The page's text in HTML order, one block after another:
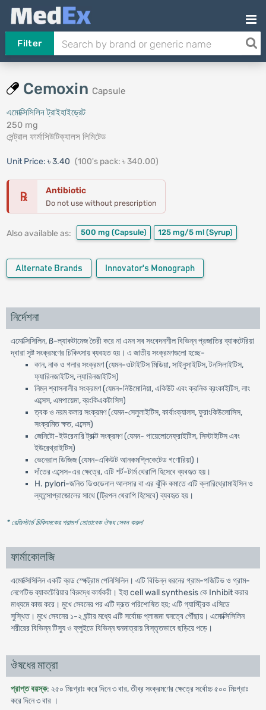
Filter
Cemoxin Capsule
এমোক্সিসিলিন ট্রাইহাইড্রেট
250 mg
সেন্ট্রাল ফার্মাসিউটিক্যালস লিমিটেড
Unit Price: ৳ 3.40 (100's pack: ৳ 340.00)
℞ Antibiotic
Do not use without prescription
Also available as: 500 mg (Capsule) 125 mg/5 ml (Syrup)
Alternate Brands Innovator's Monograph
নির্দেশনা
এমোক্সিসিলিন, ß-ল্যাকটামেজ তৈরী করে না এমন সব সংবেদনশীল বিভিন্ন প্রজাতির ব্যাকটেরিয়া
দ্বারা সৃষ্ট সংক্রমণের চিকিৎসায় ব্যবহৃত হয়। এ জাতীয় সংক্রমণগুলো হচ্ছে-
কান, নাক ও গলার সংক্রমণ (যেমন-ওটাইটিস মিডিয়া, সাইনুসাইটিস, টনসিলাইটিস,
ফ্যারিনজাইটিস, ল্যারিনজাইটিস)
নিম্ন শ্বাসনালীর সংক্রমণ (যেমন-নিউমোনিয়া, একিউট এবং ক্রনিক ব্রংকাইটিস, লাং
এব্সেস, এমপায়েমা, ব্রংকিএকটাসিস)
ত্বক ও নরম কলার সংক্রমণ (যেমন-সেলুলাইটিস, কার্বাংক্যালস, ফুরাংকিউলোসিস,
সংক্রমিত ক্ষত, এব্সেস)
জেনিটো-ইউরেনারি ট্রাক্ট সংক্রমণ (যেমন- পায়েলোনেফ্রাইটিস, সিস্টাইটিস এবং
ইউরেথ্রাইটিস)
ভেনেরাল ডিজিজ (যেমন-একিউট আনকমপ্লিকেটেড গণোরিয়া)।
দাঁতের এব্সেস-এর ক্ষেত্রে, এটি শর্ট-টার্ম থেরাপি হিসেবে ব্যবহৃত হয়।
H. pylori-জনিত ডিওডেনাল আলসার বা এর ঝুঁকি কমাতে এটি ক্লারিথ্রোমাইসিন ও
ল্যান্সোপ্রাজোলের সাথে (ট্রিপল থেরাপি হিসেবে) ব্যবহৃত হয়।
* রেজিস্টার্ড চিকিৎসকের পরামর্শ মোতাবেক ঔষধ সেবন করুন'
ফার্মাকোলজি
এমোক্সিসিলিন একটি ব্রড স্পেক্ট্রাম পেনিসিলিন। এটি বিভিন্ন ধরনের গ্রাম-পজিটিভ ও গ্রাম-
নেগেটিভ ব্যাকটেরিয়ার বিরুদ্ধে কার্যকরী। ইহা cell wall synthesis কে Inhibit করার
মাধ্যমে কাজ করে। মুখে সেবনের পর এটি দ্রূত পরিশোষিত হয়; এটি গ্যাস্ট্রিক এসিডে
সুস্থিত। মুখে সেবনের ১-২ ঘন্টার মধ্যে এটি সর্বোচ্চ প্লাজমা ঘনত্বে পৌঁছায়। এমোক্সিসিলিন
শরীরের বিভিন্ন টিস্যু ও ফ্লুইডে বিভিন্ন ঘনমাত্রায় বিস্তৃতভাবে ছড়িয়ে পড়ে।
ঔষধের মাত্রা
প্রাপ্ত বয়স্ক: ২৫০ মিঃগ্রাঃ করে দিনে ৩ বার, তীব্র সংক্রমণের ক্ষেত্রে সর্বোচ্চ ৫০০ মিঃগ্রাঃ
করে দিনে ৩ বার ।